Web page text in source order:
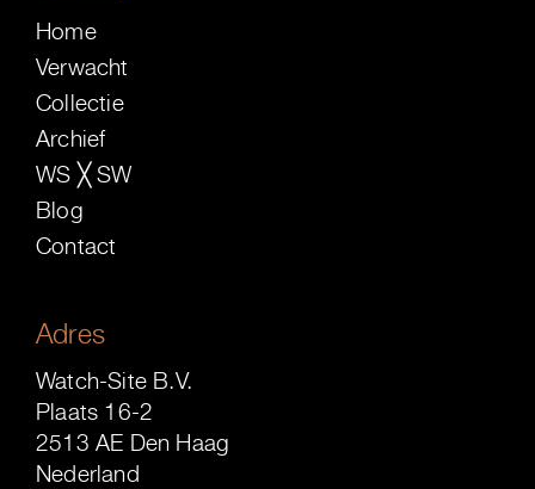
Home
Verwacht
Collectie
Archief
WS ╳ SW
Blog
Contact
Adres
Watch-Site B.V.
Plaats 16-2
2513 AE Den Haag
Nederland